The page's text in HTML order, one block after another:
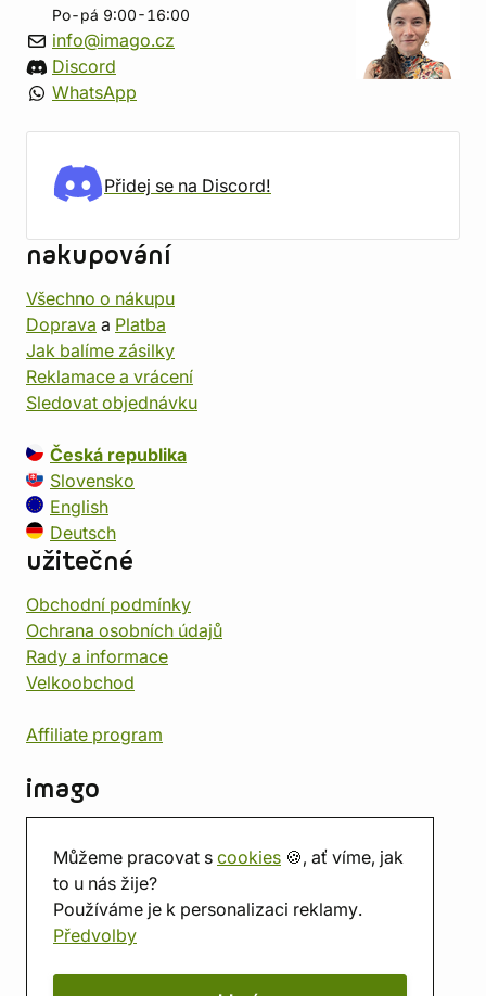
Můžeme pracovat s cookies 🍪, ať víme, jak
to u nás žije?
Používáme je k personalizaci reklamy.
Předvolby
Po-pá 9:00-16:00
info@imago.cz
Discord
WhatsApp
Přidej se na Discord!
nakupování
Všechno o nákupu
Doprava a Platba
Jak balíme zásilky
Reklamace a vrácení
Sledovat objednávku
Česká republika
Slovensko
English
Deutsch
užitečné
Obchodní podmínky
Ochrana osobních údajů
Rady a informace
Velkoobchod
Affiliate program
imago
Prodejna
Herna
O nás
Hodnocení obchodu